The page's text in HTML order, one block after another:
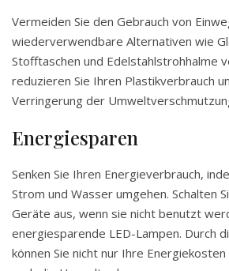
Vermeiden Sie den Gebrauch von
wiederverwendbare Alternativen wie
Stofftaschen und Edelstahlstrohhalme
reduzieren Sie Ihren Plastikverbrauch
Verringerung der
Energiesparen
Senken Sie Ihren Energieverbrauch,
Strom und Wasser umgehen. Schalten
Geräte aus, wenn sie nicht benutzt
energiesparende LED-Lampen. Durch
können Sie nicht nur Ihre